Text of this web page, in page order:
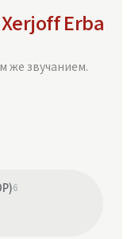
Xerjoff Erba
же звучанием.
6